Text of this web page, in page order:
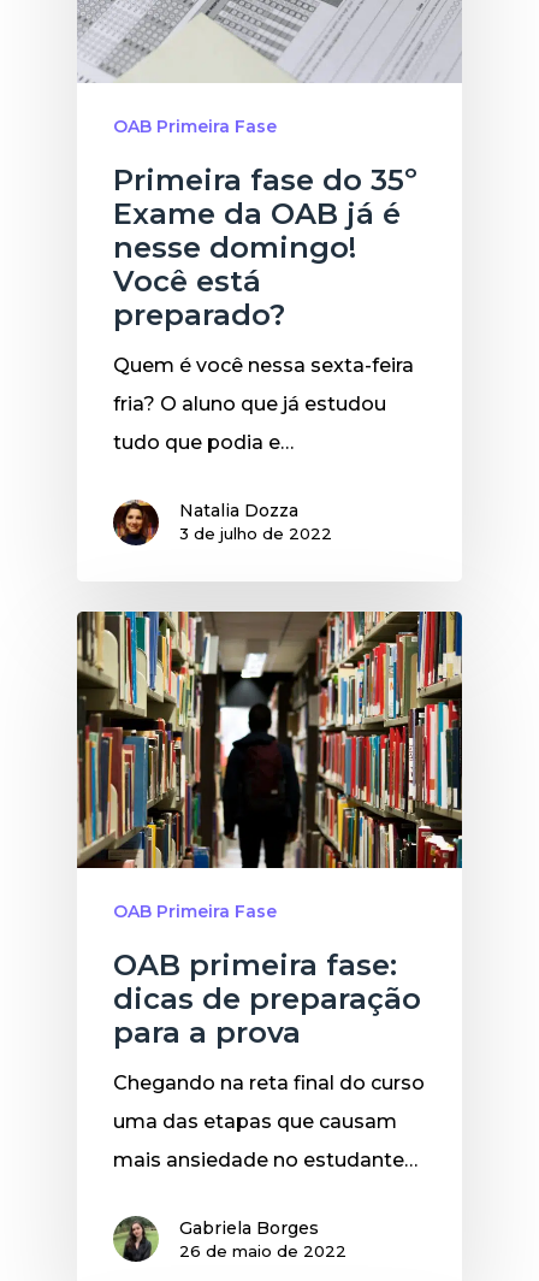
OAB Primeira Fase
Primeira fase do 35º
Exame da OAB já é
nesse domingo!
Você está
preparado?
Quem é você nessa sexta-feira
fria? O aluno que já estudou
tudo que podia e…
Natalia Dozza
3 de julho de 2022
OAB Primeira Fase
OAB primeira fase:
dicas de preparação
para a prova
Chegando na reta final do curso
uma das etapas que causam
mais ansiedade no estudante…
Gabriela Borges
26 de maio de 2022